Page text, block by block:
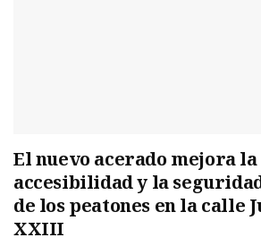
El nuevo acerado mejora la
accesibilidad y la
de los peatones en la calle
XXIII